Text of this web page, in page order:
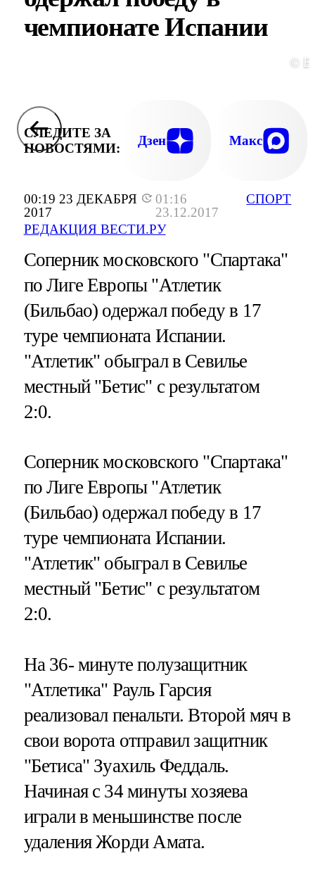
00:19 23 ДЕКАБРЯ
2017
01:16
23.12.2017
РЕДАКЦИЯ ВЕСТИ.РУ
СПОРТ
чемпионате Испании
©
СЛЕДИТЕ ЗА
НОВОСТЯМИ:
Дзен Макс
Соперник московского "Спартака"
по Лиге Европы "Атлетик
(Бильбао) одержал победу в 17
туре чемпионата Испании.
"Атлетик" обыграл в Севилье
местный "Бетис" с результатом
2:0.
Соперник московского "Спартака"
по Лиге Европы "Атлетик
(Бильбао) одержал победу в 17
туре чемпионата Испании.
"Атлетик" обыграл в Севилье
местный "Бетис" с результатом
2:0.
На 36- минуте полузащитник
"Атлетика" Рауль Гарсия
реализовал пенальти. Второй мяч в
свои ворота отправил защитник
"Бетиса" Зуахиль Феддаль.
Начиная с 34 минуты хозяева
играли в меньшинстве после
удаления Жорди Амата.